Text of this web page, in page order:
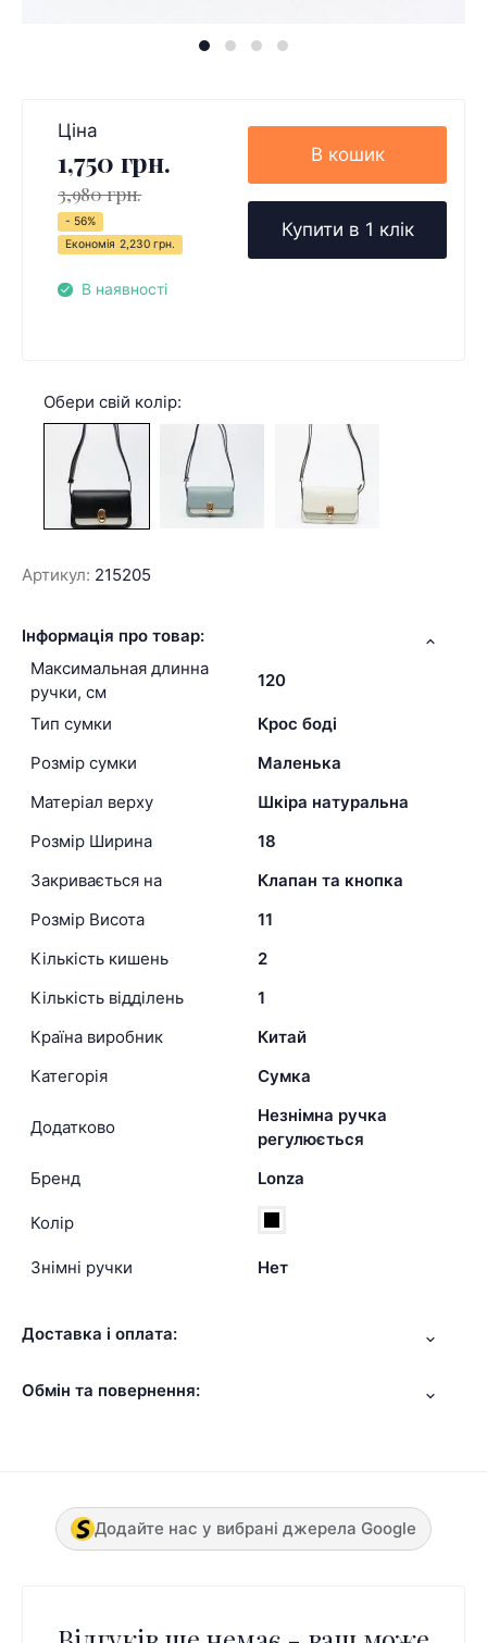
Ціна
1,750 грн.
3,980 грн.
- 56%
Економія 2,230 грн.
В наявності
В кошик
Купити в 1 клік
Обери свій колір:
Артикул: 215205
Інформація про товар:
Максимальная длинна
ручки, см
120
Тип сумки
Крос боді
Розмір сумки
Маленька
Матеріал верху
Шкіра натуральна
Розмір Ширина
18
Закривається на
Клапан та кнопка
Розмір Висота
11
Кількість кишень
2
Кількість відділень
1
Країна виробник
Китай
Категорія
Сумка
Додатково
Незнімна ручка
регулюється
Бренд
Lonza
Колір
Знімні ручки Нет
Доставка і оплата:
Обмін та повернення:
Додайте нас у вибрані джерела Google